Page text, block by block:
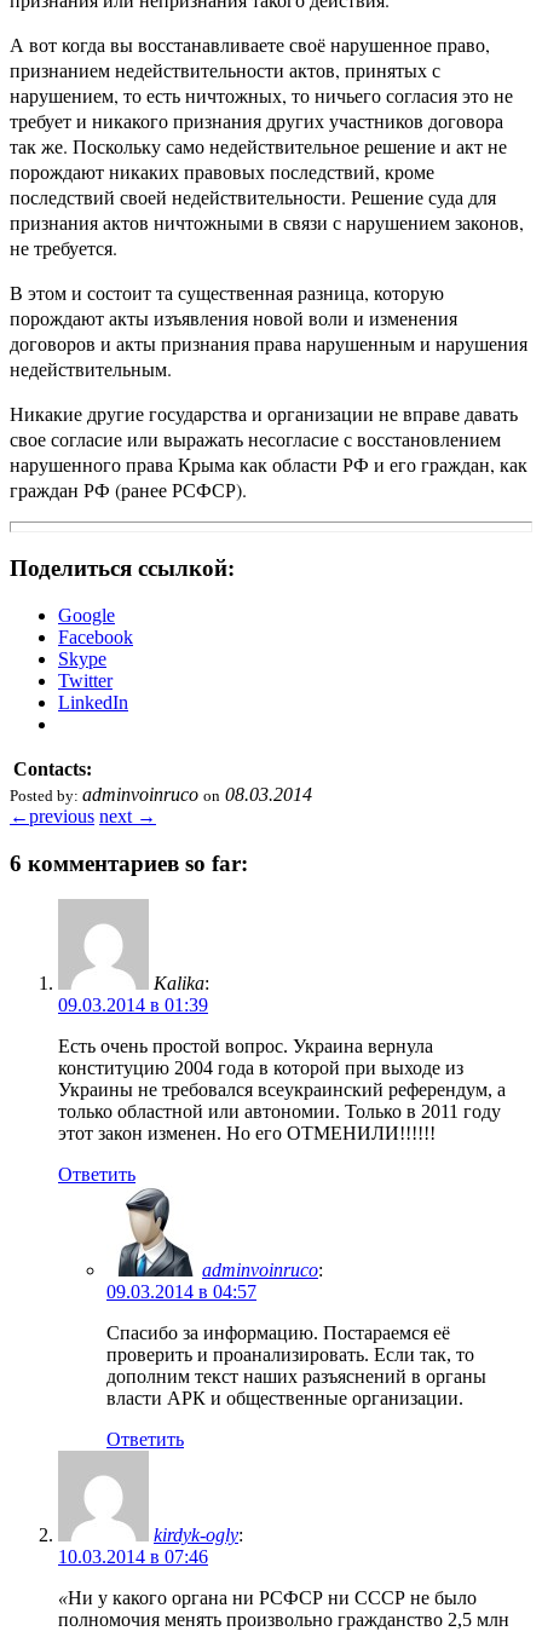
А вот когда вы восстанавливаете своё нарушенное право,
признанием недействительности актов, принятых с
нарушением, то есть ничтожных, то ничьего согласия это не
требует и никакого признания других участников договора
так же. Поскольку само недействительное решение и акт не
порождают никаких правовых последствий, кроме
последствий своей недействительности. Решение суда для
признания актов ничтожными в связи с нарушением законов,
не требуется.
В этом и состоит та существенная разница, которую
порождают акты изъявления новой воли и изменения
договоров и акты признания права нарушенным и нарушения
недействительным.
Никакие другие государства и организации не вправе давать
свое согласие или выражать несогласие с восстановлением
нарушенного права Крыма как области РФ и его граждан, как
граждан РФ (ранее РСФСР).
Поделиться ссылкой:
Google
Facebook
Skype
Twitter
LinkedIn
Contacts:
Posted by: adminvoinruco on 08.03.2014
←previous next →
6 комментариев so far:
Kalika:
09.03.2014 в 01:39
Есть очень простой вопрос. Украина вернула
конституцию 2004 года в которой при выходе из
Украины не требовался всеукраинский референдум, а
только областной или автономии. Только в 2011 году
этот закон изменен. Но его ОТМЕНИЛИ!!!!!!
Ответить
adminvoinruco:
09.03.2014 в 04:57
Спасибо за информацию. Постараемся её
проверить и проанализировать. Если так, то
дополним текст наших разъяснений в органы
власти АРК и общественные организации.
Ответить
kirdyk-ogly:
10.03.2014 в 07:46
«Ни у какого органа ни РСФСР ни СССР не было
полномочия менять произвольно гражданство 2,5 млн